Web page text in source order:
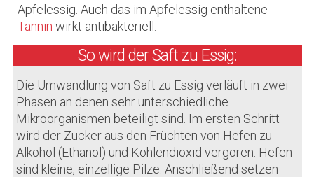
Apfelessig. Auch das im Apfelessig enthaltene
Tannin wirkt antibakteriell.
So wird der Saft zu Essig:
Die Umwandlung von Saft zu Essig verläuft in zwei
Phasen an denen sehr unterschiedliche
Mikroorganismen beteiligt sind. Im ersten Schritt
wird der Zucker aus den Früchten von Hefen zu
Alkohol (Ethanol) und Kohlendioxid vergoren. Hefen
sind kleine, einzellige Pilze. Anschließend setzen